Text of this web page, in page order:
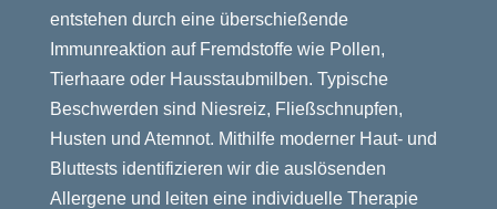
entstehen durch eine überschießende
Immunreaktion auf Fremdstoffe wie Pollen,
Tierhaare oder Hausstaubmilben. Typische
Beschwerden sind Niesreiz, Fließschnupfen,
Husten und Atemnot. Mithilfe moderner Haut- und
Bluttests identifizieren wir die auslösenden
Allergene und leiten eine individuelle Therapie